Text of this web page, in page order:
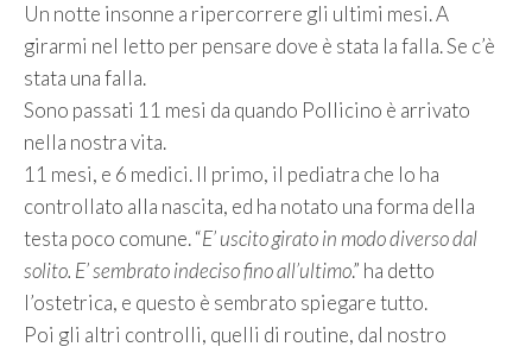
Un notte insonne a ripercorrere gli ultimi mesi. A
girarmi nel letto per pensare dove è stata la falla. Se c’è
stata una falla.
Sono passati 11 mesi da quando Pollicino è arrivato
nella nostra vita.
11 mesi, e 6 medici. Il primo, il pediatra che lo ha
controllato alla nascita, ed ha notato una forma della
testa poco comune. “E’ uscito girato in modo diverso dal
solito. E’ sembrato indeciso fino all’ultimo.” ha detto
l’ostetrica, e questo è sembrato spiegare tutto.
Poi gli altri controlli, quelli di routine, dal nostro